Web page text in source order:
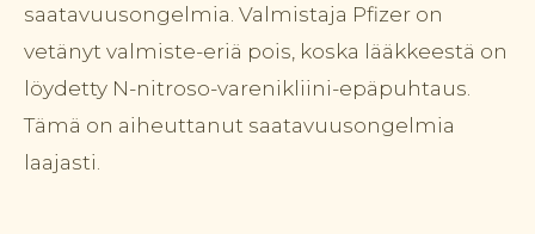
saatavuusongelmia. Valmistaja Pfizer on
vetänyt valmiste-eriä pois, koska lääkkeestä on
löydetty N-nitroso-varenikliini-epäpuhtaus.
Tämä on aiheuttanut saatavuusongelmia
laajasti.